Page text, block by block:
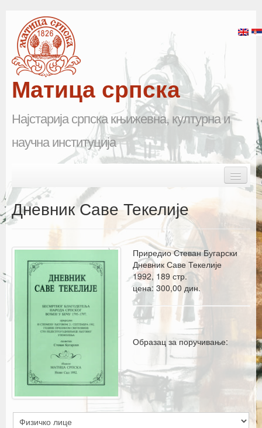
Матица српска
Најстарија српска књижевна, културна и
научна институција
Почетна
Матица српска
Каталог издања
Летопис Матице српске
Гласник Матице српске
Е–издања
Најаве
Дневник Саве Текелије
Приредио Стеван Бугарски
Дневник Саве Текелије
1992, 189 стр.
цена: 300,00 дин.
Образац за поручивање: